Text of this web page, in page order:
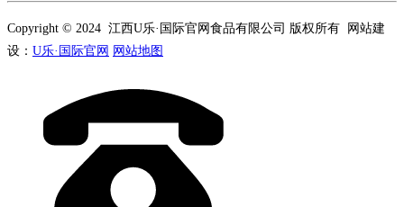
Copyright © 2024 江西U乐·国际官网食品有限公司 版权所有 网站建
设： U乐·国际官网 网站地图